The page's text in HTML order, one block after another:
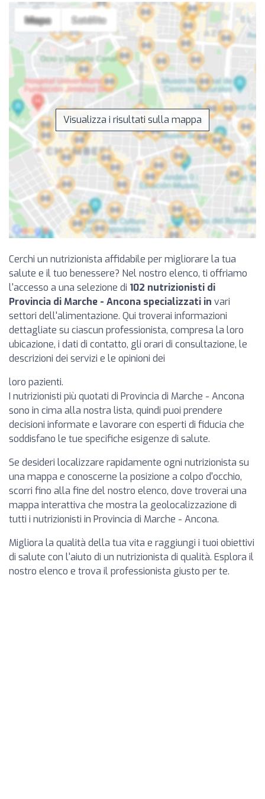
Visualizza i risultati sulla mappa
Cerchi un nutrizionista affidabile per migliorare la tua
salute e il tuo benessere? Nel nostro elenco, ti offriamo
l'accesso a una selezione di 102 nutrizionisti di
Provincia di Marche - Ancona specializzati in vari
settori dell'alimentazione. Qui troverai informazioni
dettagliate su ciascun professionista, compresa la loro
ubicazione, i dati di contatto, gli orari di consultazione, le
descrizioni dei servizi e le opinioni dei
loro pazienti.
I nutrizionisti più quotati di Provincia di Marche - Ancona
sono in cima alla nostra lista, quindi puoi prendere
decisioni informate e lavorare con esperti di fiducia che
soddisfano le tue specifiche esigenze di salute.
Se desideri localizzare rapidamente ogni nutrizionista su
una mappa e conoscerne la posizione a colpo d'occhio,
scorri fino alla fine del nostro elenco, dove troverai una
mappa interattiva che mostra la geolocalizzazione di
tutti i nutrizionisti in Provincia di Marche - Ancona.
Migliora la qualità della tua vita e raggiungi i tuoi obiettivi
di salute con l'aiuto di un nutrizionista di qualità. Esplora il
nostro elenco e trova il professionista giusto per te.